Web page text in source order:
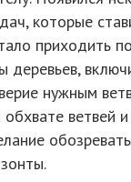
которые
приходить
деревьев,
нужным
ветвей